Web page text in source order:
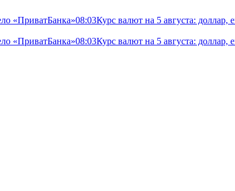
«ПриватБанка»08:03Курс валют на 5 августа: доллар,
«ПриватБанка»08:03Курс валют на 5 августа: доллар,